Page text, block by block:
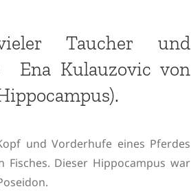
Taucher und
Ena Kulauzovic von
und Vorderhufe eines Pferdes
Dieser Hippocampus war